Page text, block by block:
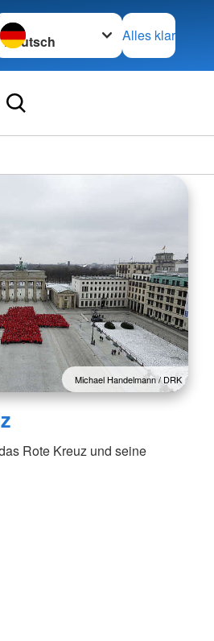
wechseln zu
Alles klar
Michael Handelmann / DRK
Rote Kreuz und seine